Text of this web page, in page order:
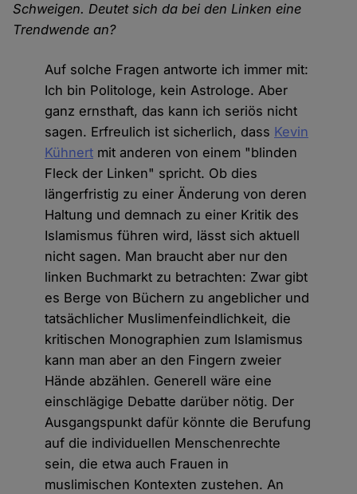
Schweigen. Deutet sich da bei den Linken eine
Trendwende an?
Auf solche Fragen antworte ich immer mit:
Ich bin Politologe, kein Astrologe. Aber
ganz ernsthaft, das kann ich seriös nicht
sagen. Erfreulich ist sicherlich, dass Kevin
Kühnert mit anderen von einem "blinden
Fleck der Linken" spricht. Ob dies
längerfristig zu einer Änderung von deren
Haltung und demnach zu einer Kritik des
Islamismus führen wird, lässt sich aktuell
nicht sagen. Man braucht aber nur den
linken Buchmarkt zu betrachten: Zwar gibt
es Berge von Büchern zu angeblicher und
tatsächlicher Muslimenfeindlichkeit, die
kritischen Monographien zum Islamismus
kann man aber an den Fingern zweier
Hände abzählen. Generell wäre eine
einschlägige Debatte darüber nötig. Der
Ausgangspunkt dafür könnte die Berufung
auf die individuellen Menschenrechte
sein, die etwa auch Frauen in
muslimischen Kontexten zustehen. An